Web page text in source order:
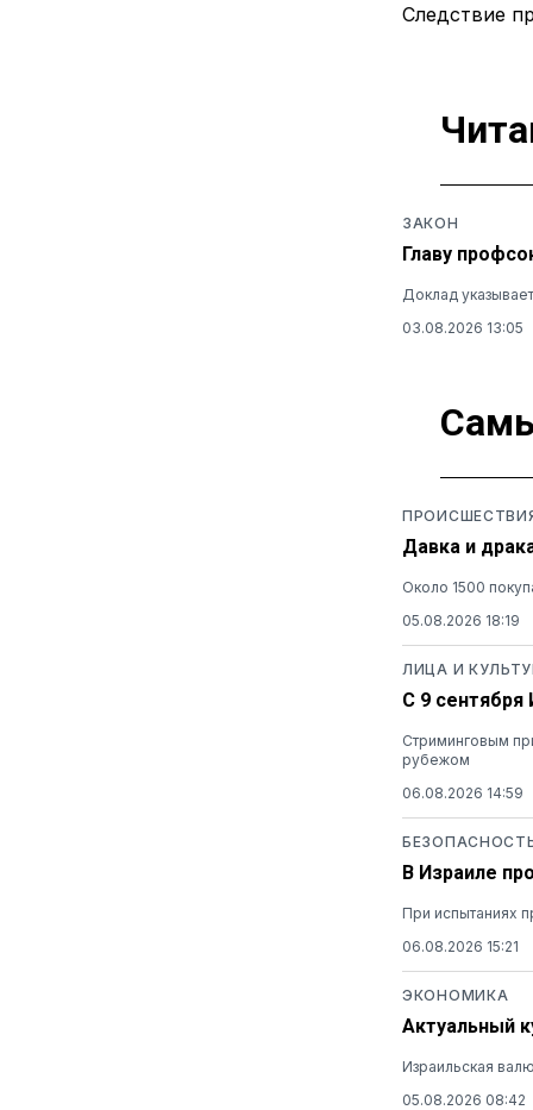
Следствие
ЗАКОН
Главу
Доклад
03.08.2026 13:05
Давка и
Около 1500
05.08.2026 18:19
ЛИЦА И
С 9 сентября
Стриминговым
рубежом
06.08.2026 14:59
В Израиле
При испытаниях
06.08.2026 15:21
ЭКОНОМИКА
Актуальный
Израильская
05.08.2026 08:42